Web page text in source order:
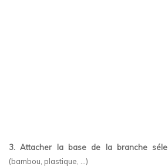
3. Attacher la base de la branche
(bambou, plastique, …)